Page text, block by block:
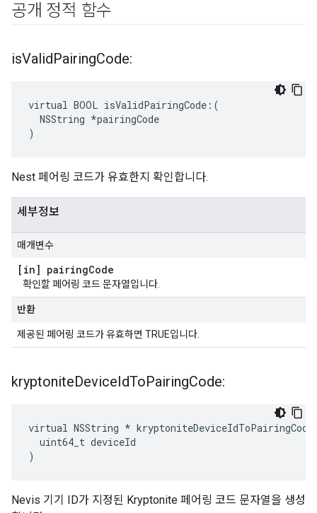
공개 정적 함수
isValidPairingCode:
virtual BOOL isValidPairingCode:(
  NSString *pairingCode
)
Nest 페어링 코드가 유효한지 확인합니다.
세부정보
매개변수
[in] pairingCode
확인할 페어링 코드 문자열입니다.
반환
제공된 페어링 코드가 유효하면 TRUE입니다.
kryptoniteDeviceIdToPairingCode:
virtual NSString *
  uint64_t deviceId
)
Nevis 기기 ID가 지정된 Kryptonite 페어링 코드 문자열을 생성